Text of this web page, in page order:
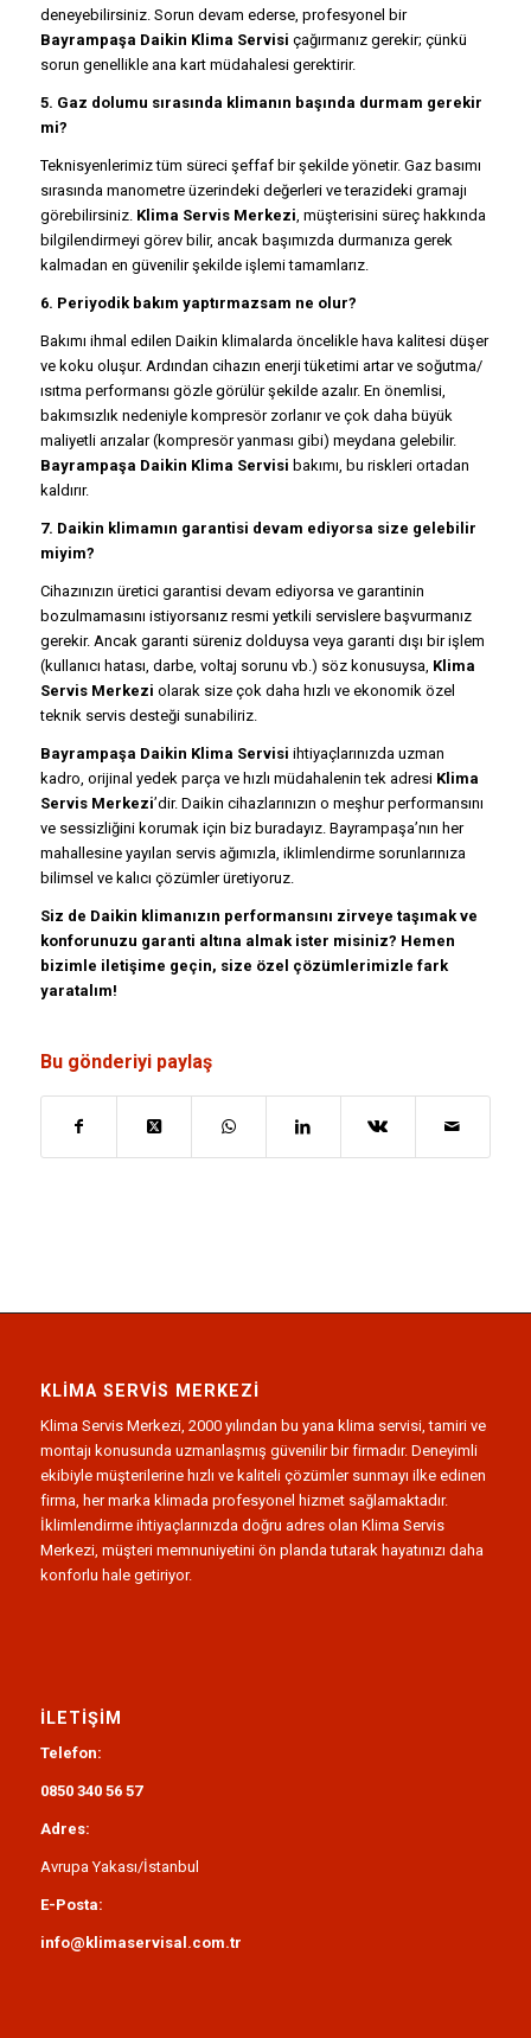
deneyebilirsiniz. Sorun devam ederse, profesyonel bir
Bayrampaşa Daikin Klima Servisi çağırmanız gerekir; çünkü
sorun genellikle ana kart müdahalesi gerektirir.
5. Gaz dolumu sırasında klimanın başında durmam gerekir
mi?
Teknisyenlerimiz tüm süreci şeffaf bir şekilde yönetir. Gaz basımı
sırasında manometre üzerindeki değerleri ve terazideki gramajı
görebilirsiniz. Klima Servis Merkezi, müşterisini süreç hakkında
bilgilendirmeyi görev bilir, ancak başımızda durmanıza gerek
kalmadan en güvenilir şekilde işlemi tamamlarız.
6. Periyodik bakım yaptırmazsam ne olur?
Bakımı ihmal edilen Daikin klimalarda öncelikle hava kalitesi düşer
ve koku oluşur. Ardından cihazın enerji tüketimi artar ve soğutma/
ısıtma performansı gözle görülür şekilde azalır. En önemlisi,
bakımsızlık nedeniyle kompresör zorlanır ve çok daha büyük
maliyetli arızalar (kompresör yanması gibi) meydana gelebilir.
Bayrampaşa Daikin Klima Servisi bakımı, bu riskleri ortadan
kaldırır.
7. Daikin klimamın garantisi devam ediyorsa size gelebilir
miyim?
Cihazınızın üretici garantisi devam ediyorsa ve garantinin
bozulmamasını istiyorsanız resmi yetkili servislere başvurmanız
gerekir. Ancak garanti süreniz dolduysa veya garanti dışı bir işlem
(kullanıcı hatası, darbe, voltaj sorunu vb.) söz konusuysa, Klima
Servis Merkezi olarak size çok daha hızlı ve ekonomik özel
teknik servis desteği sunabiliriz.
Bayrampaşa Daikin Klima Servisi ihtiyaçlarınızda uzman
kadro, orijinal yedek parça ve hızlı müdahalenin tek adresi Klima
Servis Merkezi’dir. Daikin cihazlarınızın o meşhur performansını
ve sessizliğini korumak için biz buradayız. Bayrampaşa’nın her
mahallesine yayılan servis ağımızla, iklimlendirme sorunlarınıza
bilimsel ve kalıcı çözümler üretiyoruz.
Siz de Daikin klimanızın performansını zirveye taşımak ve
konforunuzu garanti altına almak ister misiniz? Hemen
bizimle iletişime geçin, size özel çözümlerimizle fark
yaratalım!
Bu gönderiyi paylaş
KLIMA SERVIS MERKEZI
Klima Servis Merkezi, 2000 yılından bu yana klima servisi, tamiri ve
montajı konusunda uzmanlaşmış güvenilir bir firmadır. Deneyimli
ekibiyle müşterilerine hızlı ve kaliteli çözümler sunmayı ilke edinen
firma, her marka klimada profesyonel hizmet sağlamaktadır.
İklimlendirme ihtiyaçlarınızda doğru adres olan Klima Servis
Merkezi, müşteri memnuniyetini ön planda tutarak hayatınızı daha
konforlu hale getiriyor.
İLETIŞIM
Telefon:
0850 340 56 57
Adres:
Avrupa Yakası/İstanbul
E-Posta:
info@klimaservisal.com.tr